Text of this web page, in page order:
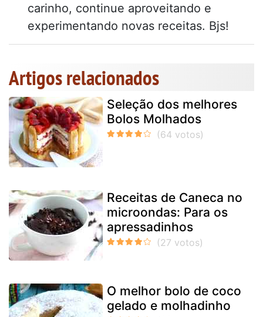
carinho, continue aproveitando e
experimentando novas receitas. Bjs!
Artigos relacionados
Seleção dos melhores
Bolos Molhados
Receitas de Caneca no
microondas: Para os
apressadinhos
O melhor bolo de coco
gelado e molhadinho